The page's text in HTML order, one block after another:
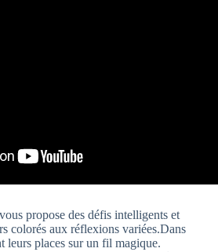
propose des défis intelligents et
colorés aux réflexions variées.Dans
leurs places sur un fil magique.